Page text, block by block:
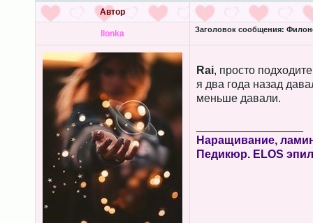
Автор
Ilonka Заголовок сообщения:
Rai, просто
я два года назад
меньше давали.
Наращивание,
Педикюр. ELOS